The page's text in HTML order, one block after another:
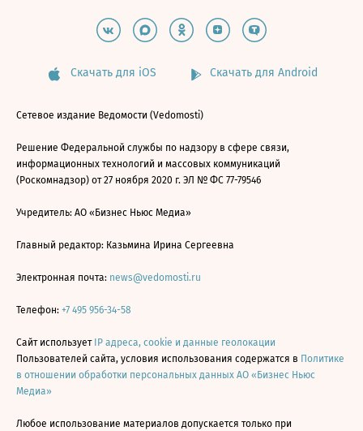
Скачать для iOS Скачать для Android
Сетевое издание Ведомости (Vedomosti)
Решение Федеральной службы по надзору в сфере связи,
информационных технологий и массовых коммуникаций
(Роскомнадзор) от 27 ноября 2020 г. ЭЛ № ФС 77-79546
Учредитель: АО «Бизнес Ньюс Медиа»
Главный редактор: Казьмина Ирина Сергеевна
Электронная почта: news@vedomosti.ru
Телефон: +7 495 956-34-58
Сайт использует IP адреса, cookie и данные геолокации
Пользователей сайта, условия использования содержатся в Политике
в отношении обработки персональных данных АО «Бизнес Ньюс
Медиа»
Любое использование материалов допускается только при